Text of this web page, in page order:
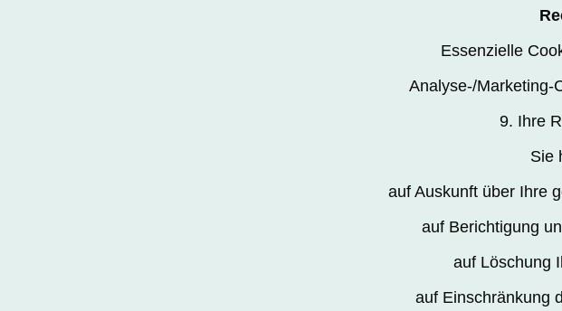
Essenzielle
Analyse-/Marketing-
9. Ihre
Sie
auf Auskunft über Ihre
auf Berichtigung
auf Löschung
auf Einschränkung